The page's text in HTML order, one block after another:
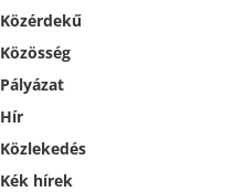
Közérdekű
Közösség
Pályázat
Hír
Közlekedés
Kék hírek